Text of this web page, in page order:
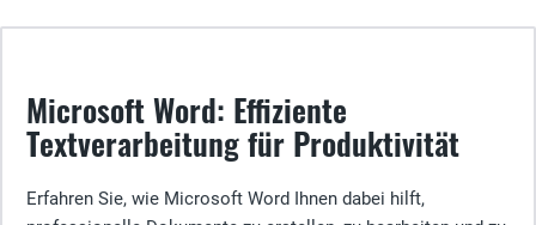
Microsoft Word: Effiziente
Textverarbeitung für Produktivität
Erfahren Sie, wie Microsoft Word Ihnen dabei hilft,